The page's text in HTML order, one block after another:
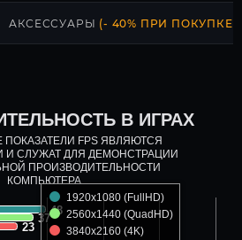
АКСЕССУАРЫ (- 40% ПРИ ПОКУПКЕ
В ИГРАХ
FPS ЯВЛЯЮТСЯ
СЛУЖАТ ДЛЯ ДЕМОНСТРАЦИИ
ПРОИЗВОДИТЕЛЬНОСТИ
КОМПЬЮТЕРА
48
48
37
37
23
23
1920x1080 (FullHD)
2560x1440 (QuadHD)
3840x2160 (4K)